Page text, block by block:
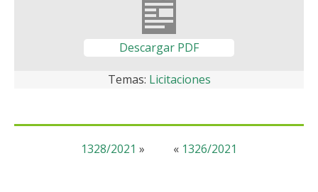
Descargar PDF
Temas: Licitaciones
« 1326/2021
1328/2021 »